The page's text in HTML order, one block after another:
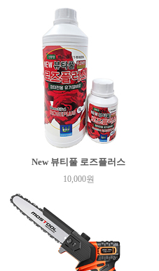
New 뷰티풀 로즈플러스
10,000원